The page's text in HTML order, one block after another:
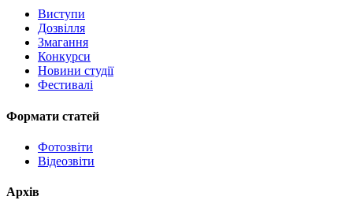
Виступи
Дозвілля
Змагання
Конкурси
Новини студії
Фестивалі
Формати статей
Фотозвіти
Відеозвіти
Архів